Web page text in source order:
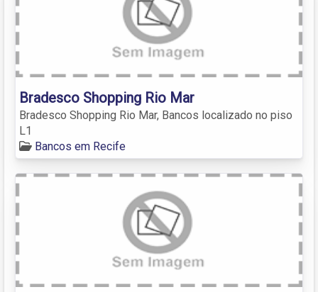
Bradesco Shopping Rio Mar
Bradesco Shopping Rio Mar, Bancos localizado no piso
L1
Bancos em Recife